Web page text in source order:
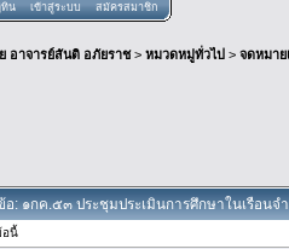
น เข้าสู่ระบบ สมัครสมาชิก
อาจารย์สันติ อภัยราช> หมวดหมู่ทั่วไป > จดหมา
อ: ๑กค.๕๓ ประชุมประเมินการศึกษาในเรือน
อนี้